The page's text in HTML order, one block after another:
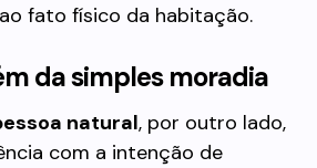
fato físico da habitação.
da simples moradia
natural, por outro lado,
com a intenção de